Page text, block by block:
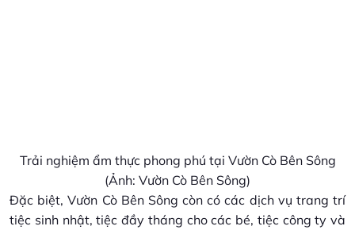
Trải nghiệm ẩm thực phong phú tại Vườn Cò Bên Sông
(Ảnh: Vườn Cò Bên Sông)
Đặc biệt, Vườn Cò Bên Sông còn có các dịch vụ trang trí
tiệc sinh nhật, tiệc đầy tháng cho các bé, tiệc công ty và